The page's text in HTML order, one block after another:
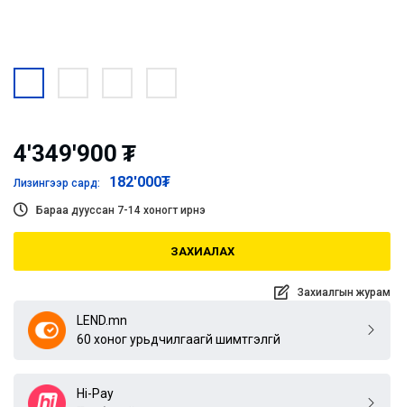
4'349'900 ₮
Лизингээр сард: 182'000₮
Бараа дууссан 7-14 хоногт ирнэ
ЗАХИАЛАХ
Захиалгын журам
LEND.mn
60 хоног урьдчилгаагүй шимтгэлгүй
Hi-Pay